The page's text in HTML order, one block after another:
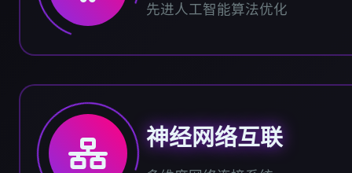
先进人工智能算法优化
神经网络互联